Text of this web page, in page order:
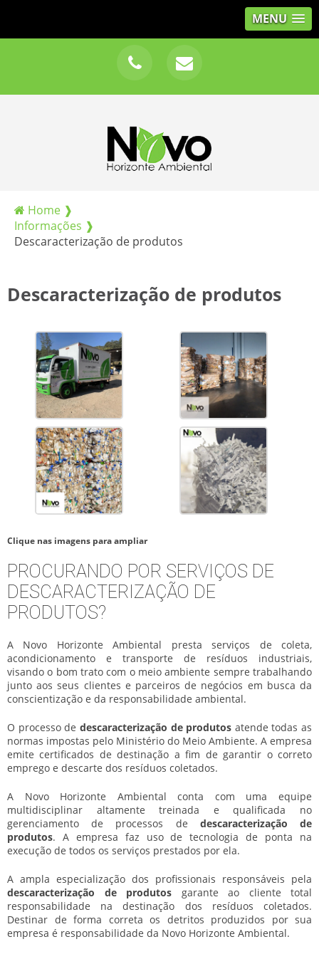
MENU
Home ❱
Informações ❱
Descaracterização de produtos
Descaracterização de produtos
Clique nas imagens para ampliar
PROCURANDO POR SERVIÇOS DE
DESCARACTERIZAÇÃO DE
PRODUTOS?
A Novo Horizonte Ambiental presta serviços de coleta,
acondicionamento e transporte de resíduos industriais,
visando o bom trato com o meio ambiente sempre trabalhando
junto aos seus clientes e parceiros de negócios em busca da
conscientização e da responsabilidade ambiental.
O processo de descaracterização de produtos atende todas as
normas impostas pelo Ministério do Meio Ambiente. A empresa
emite certificados de destinação a fim de garantir o correto
emprego e descarte dos resíduos coletados.
A Novo Horizonte Ambiental conta com uma equipe
multidisciplinar altamente treinada e qualificada no
gerenciamento de processos de descaracterização de
produtos. A empresa faz uso de tecnologia de ponta na
execução de todos os serviços prestados por ela.
A ampla especialização dos profissionais responsáveis pela
descaracterização de produtos garante ao cliente total
responsabilidade na destinação dos resíduos coletados.
Destinar de forma correta os detritos produzidos por sua
empresa é responsabilidade da Novo Horizonte Ambiental.